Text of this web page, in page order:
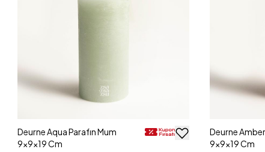
Deurne Aqua Parafın Mum
9x9x19 Cm
Deurne
9x9x19 Cm